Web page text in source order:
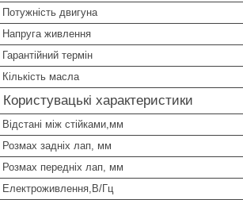
Потужність двигуна
Напруга живлення
Гарантійний термін
Кількість масла
Користувацькі характеристики
Відстані між стійками,мм
Розмах задніх лап, мм
Розмах передніх лап, мм
Електроживлення,В/Гц